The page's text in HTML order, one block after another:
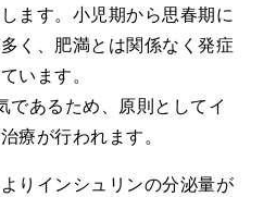
ます。小児期から思春期に
く、肥満とは関係なく発症
います。
であるため、原則としてイ
療が行われます。
りインシュリンの分泌量が